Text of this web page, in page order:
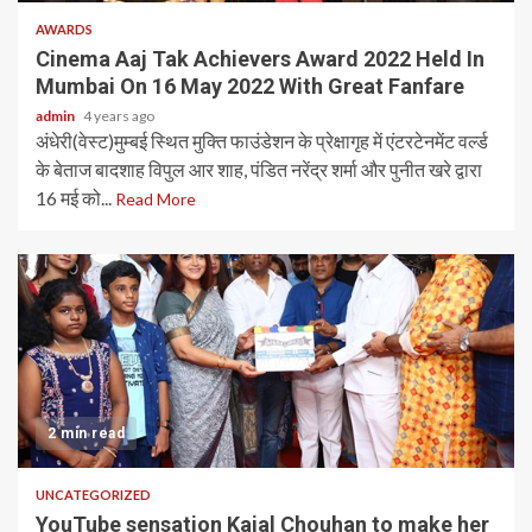
AWARDS
Cinema Aaj Tak Achievers Award 2022 Held In
Mumbai On 16 May 2022 With Great Fanfare
admin 4 years ago
अंधेरी(वेस्ट)मुम्बई स्थित मुक्ति फाउंडेशन के प्रेक्षागृह में एंटरटेनमेंट वर्ल्ड
के बेताज बादशाह विपुल आर शाह, पंडित नरेंद्र शर्मा और पुनीत खरे द्वारा
16 मई को... Read More
2 min read
UNCATEGORIZED
YouTube sensation Kajal Chouhan to make her